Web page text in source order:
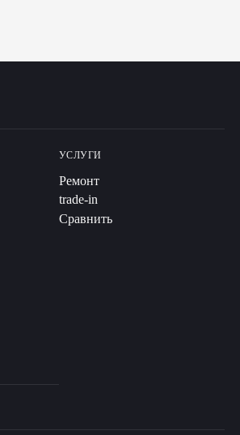
УСЛУГИ
Ремонт
trade-in
Сравнить